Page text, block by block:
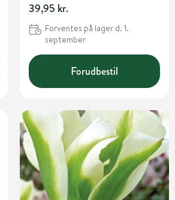
39,95 kr.
Forventes på lager d. 1.
september
Forudbestil